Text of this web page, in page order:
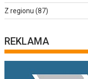
Z regionu (87)
REKLAMA